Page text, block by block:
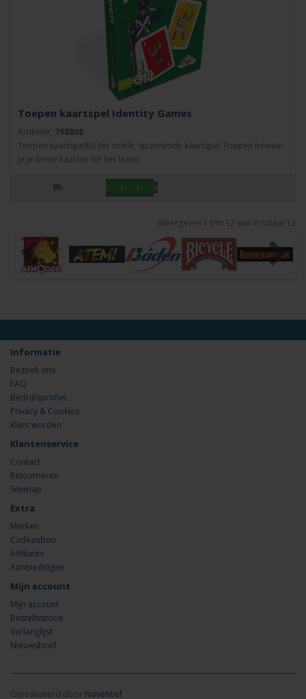
Toepen kaartspel Identity Games
Artikelnr: 798808
Toepen kaartspelBij het snelle, spannende kaartspel Toepen bewaar
je je beste kaarten tot het laatst..
Weergeven 1 t/m 12 van in totaal 12
Informatie
Bezoek ons
FAQ
Bedrijfsprofiel
Privacy & Cookies
Klant worden
Klantenservice
Contact
Retourneren
Sitemap
Extra
Merken
Cadeaubon
Affiliates
Aanbiedingen
Mijn account
Mijn account
Bestelhistorie
Verlanglijst
Nieuwsbrief
Gerealiseerd door Noventief